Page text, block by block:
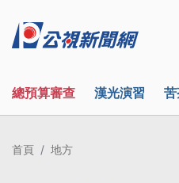
總預算審查 漢光演習
首頁 地方